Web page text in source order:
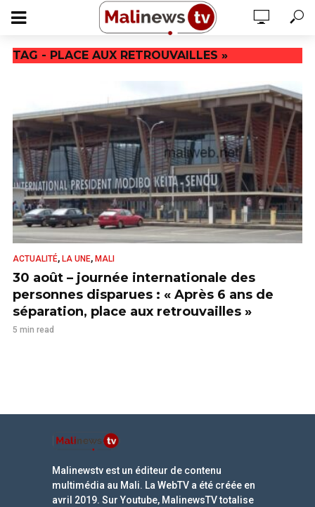
TAG - PLACE AUX RETROUVAILLES »
ACTUALITÉ, LA UNE, MALI
30 août – journée internationale des
personnes disparues : « Après 6 ans de
séparation, place aux retrouvailles »
5 min read
Malinewstv est un éditeur de contenu
multimédia au Mali. La WebTV a été créée en
avril 2019. Sur Youtube, MalinewsTV totalise